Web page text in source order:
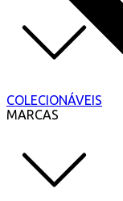
COLECIONÁVEIS
MARCAS